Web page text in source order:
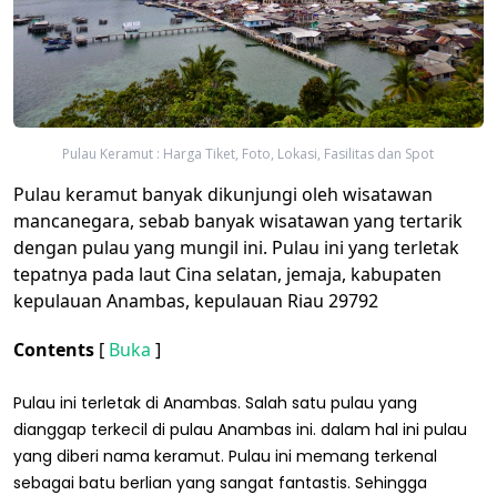
Pulau Keramut : Harga Tiket, Foto, Lokasi, Fasilitas dan Spot
Pulau keramut banyak dikunjungi oleh wisatawan
mancanegara, sebab banyak wisatawan yang tertarik
dengan pulau yang mungil ini. Pulau ini yang terletak
tepatnya pada laut Cina selatan, jemaja, kabupaten
kepulauan Anambas, kepulauan Riau 29792
Contents [ Buka ]
Pulau ini terletak di Anambas. Salah satu pulau yang
dianggap terkecil di pulau Anambas ini. dalam hal ini pulau
yang diberi nama keramut. Pulau ini memang terkenal
sebagai batu berlian yang sangat fantastis. Sehingga